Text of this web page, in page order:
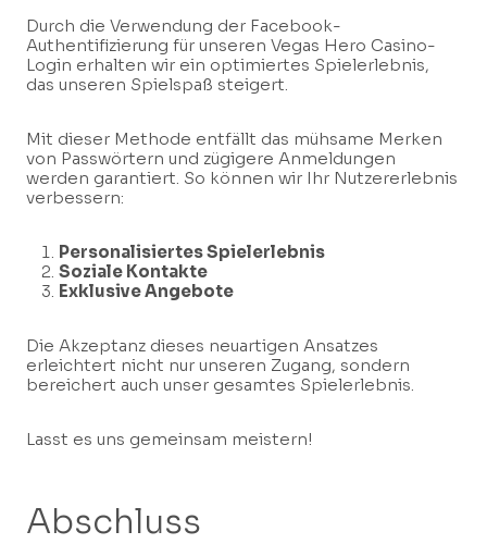
Durch die Verwendung der Facebook-
Authentifizierung für unseren Vegas Hero Casino-
Login erhalten wir ein optimiertes Spielerlebnis,
das unseren Spielspaß steigert.
Mit dieser Methode entfällt das mühsame Merken
von Passwörtern und zügigere Anmeldungen
werden garantiert. So können wir Ihr Nutzererlebnis
verbessern:
Personalisiertes Spielerlebnis
Soziale Kontakte
Exklusive Angebote
Die Akzeptanz dieses neuartigen Ansatzes
erleichtert nicht nur unseren Zugang, sondern
bereichert auch unser gesamtes Spielerlebnis.
Lasst es uns gemeinsam meistern!
Abschluss